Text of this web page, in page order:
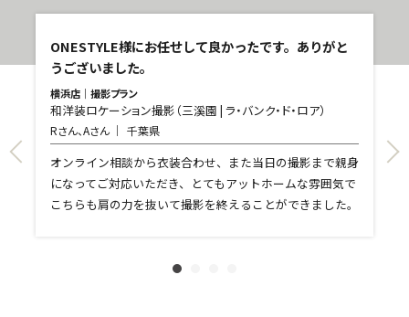
ONESTYLE様にお任せして良かったです。ありがと
うございました。
横浜店｜撮影プラン
和洋装ロケーション撮影（三溪園 | ラ・バンク・ド・ロア）
Rさん、Aさん 千葉県
オンライン相談から衣装合わせ、また当日の撮影まで親身
になってご対応いただき、とてもアットホームな雰囲気で
こちらも肩の力を抜いて撮影を終えることができました。
T